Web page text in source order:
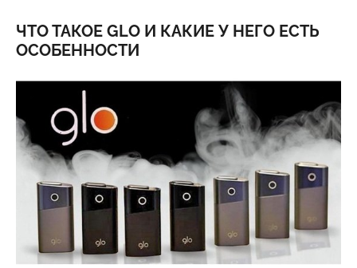
ЧТО ТАКОЕ GLO И КАКИЕ У НЕГО ЕСТЬ
ОСОБЕННОСТИ